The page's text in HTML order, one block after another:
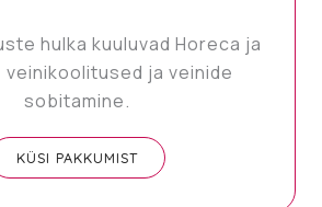
hulka kuuluvad Horeca ja
ja veinide
sobitamine.
KÜSI PAKKUMIST